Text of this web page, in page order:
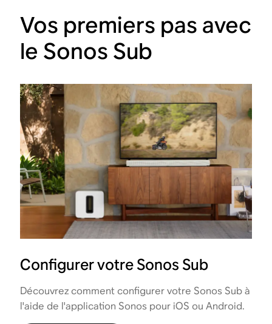
Vos premiers pas avec
le Sonos Sub
Configurer votre Sonos Sub
Découvrez comment configurer votre Sonos Sub à
l'aide de l'application Sonos pour iOS ou Android.